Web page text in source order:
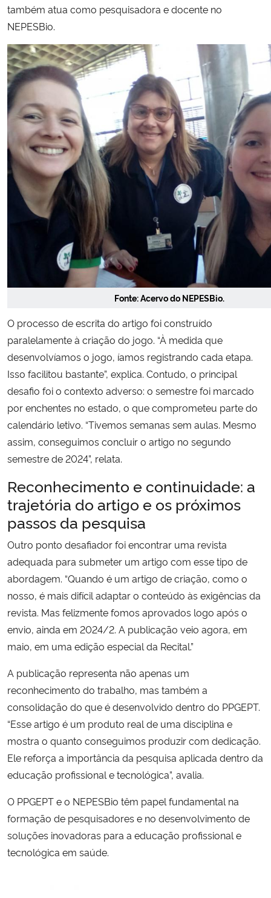
também atua como pesquisadora e docente no
NEPESBio.
Fonte: Acervo do NEPESBio.
O processo de escrita do artigo foi construído
paralelamente à criação do jogo. “À medida que
desenvolvíamos o jogo, íamos registrando cada etapa.
Isso facilitou bastante”, explica. Contudo, o principal
desafio foi o contexto adverso: o semestre foi marcado
por enchentes no estado, o que comprometeu parte do
calendário letivo. “Tivemos semanas sem aulas. Mesmo
assim, conseguimos concluir o artigo no segundo
semestre de 2024”, relata.
Reconhecimento e continuidade: a
trajetória do artigo e os próximos
passos da pesquisa
Outro ponto desafiador foi encontrar uma revista
adequada para submeter um artigo com esse tipo de
abordagem. “Quando é um artigo de criação, como o
nosso, é mais difícil adaptar o conteúdo às exigências da
revista. Mas felizmente fomos aprovados logo após o
envio, ainda em 2024/2. A publicação veio agora, em
maio, em uma edição especial da Recital.”
A publicação representa não apenas um
reconhecimento do trabalho, mas também a
consolidação do que é desenvolvido dentro do PPGEPT.
“Esse artigo é um produto real de uma disciplina e
mostra o quanto conseguimos produzir com dedicação.
Ele reforça a importância da pesquisa aplicada dentro da
educação profissional e tecnológica”, avalia.
O PPGEPT e o NEPESBio têm papel fundamental na
formação de pesquisadores e no desenvolvimento de
soluções inovadoras para a educação profissional e
tecnológica em saúde.